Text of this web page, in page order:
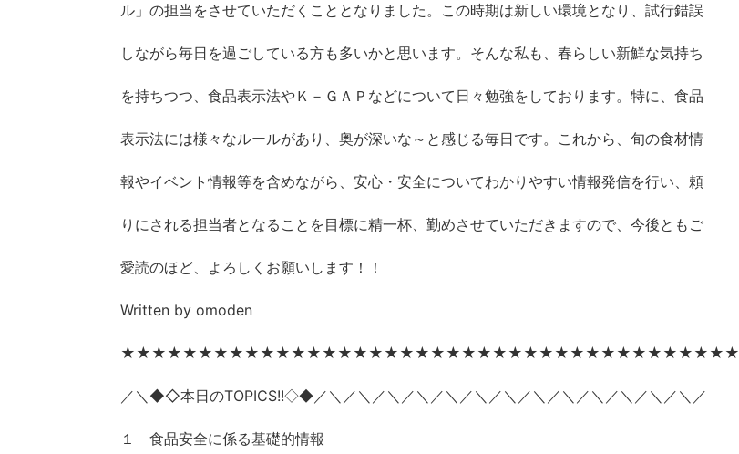
ル」の担当をさせていただくこととなりました。この時期は新しい環境となり、試行錯誤
しながら毎日を過ごしている方も多いかと思います。そんな私も、春らしい新鮮な気持ち
を持ちつつ、食品表示法やＫ－ＧＡＰなどについて日々勉強をしております。特に、食品
表示法には様々なルールがあり、奥が深いな～と感じる毎日です。これから、旬の食材情
報やイベント情報等を含めながら、安心・安全についてわかりやすい情報発信を行い、頼
りにされる担当者となることを目標に精一杯、勤めさせていただきますので、今後ともご
愛読のほど、よろしくお願いします！！
Written by omoden
★★★★★★★★★★★★★★★★★★★★★★★★★★★★★★★★★★★★★★★★
／＼◆◇本日のTOPICS!!◇◆／＼／＼／＼／＼／＼／＼／＼／＼／＼／＼／＼／＼／＼／
１ 食品安全に係る基礎的情報